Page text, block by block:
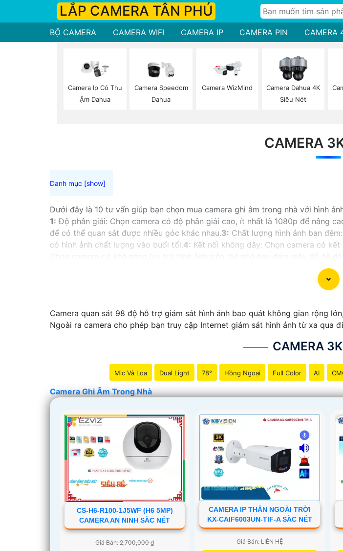
LẮP CAMERA TÂN PHÚ
BỘ CAMERA CAMERA WIFI CAMERA IP CAMERA PIN CAMERA
Camera Ip Có Thu
Ậm Dahua
Camera Speedom
Dahua
Camera WizMind
Camera Dahua 4K
Siêu Nét
CAMERA
Dưới đây là 10 tư vấn giúp bạn chọn mua camera ghi âm trong nhà với hình
1: Độ phân giải: Chọn camera có độ phân giải cao, ít nhất là 1080p để nâng
để có thể quan sát được nhiều góc khác nhau.3: Chất lượng hình ảnh ban
có hình ảnh chất lượng vào buổi tối.4: Kết nối không dây: Chọn camera có
Ứng
Chế độ báo động: Camera có chế độ
Tích hợp microphone và loa: Camera có tích hợp microphone và loa
Camera quan sát 98 độ hỗ trợ giám sát hình ảnh bao quát không gian rộng
Ngoài ra camera cho phép bạn truy cập Internet giám sát hình ảnh từ xa qua
CAMERA
Mic Và Loa Dual Light 78° Hồng Ngoại Full Color AI
Camera Ghi Âm Trong Nhà
CS-H6-R100-1J5WF (H6 5MP)
CAMERA AN NINH SẮC NÉT
Giá Bán: 2,700,000 ₫
CAMERA IP THÂN NGOÀI TRỜI
KX-CAIF6003UN-TIF-A SẮC NÉT
Giá Bán: LIÊN HỆ